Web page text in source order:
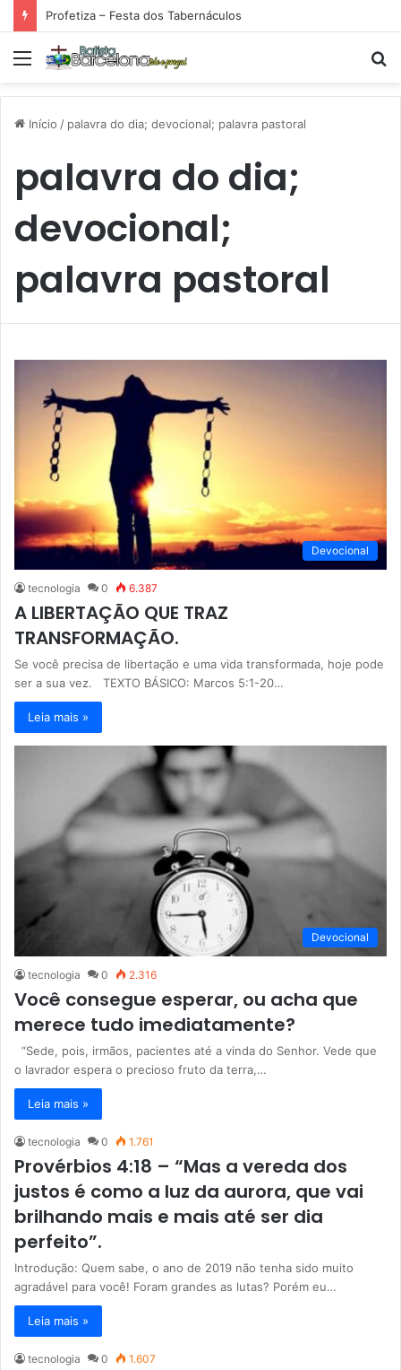
Profetiza – Festa dos Tabernáculos
Menu
Início / palavra do dia; devocional; palavra pastoral
palavra do dia;
devocional;
palavra pastoral
Devocional
tecnologia 0 6.387
A LIBERTAÇÃO QUE TRAZ
TRANSFORMAÇÃO.
Se você precisa de libertação e uma vida transformada, hoje pode
ser a sua vez. TEXTO BÁSICO: Marcos 5:1-20…
Leia mais »
Devocional
tecnologia 0 2.316
Você consegue esperar, ou acha que
merece tudo imediatamente?
“Sede, pois, irmãos, pacientes até a vinda do Senhor. Vede que
o lavrador espera o precioso fruto da terra,…
Leia mais »
tecnologia 0 1.761
Provérbios 4:18 – “Mas a vereda dos
justos é como a luz da aurora, que vai
brilhando mais e mais até ser dia
perfeito”.
Introdução: Quem sabe, o ano de 2019 não tenha sido muito
agradável para você! Foram grandes as lutas? Porém eu…
Leia mais »
tecnologia 0 1.607